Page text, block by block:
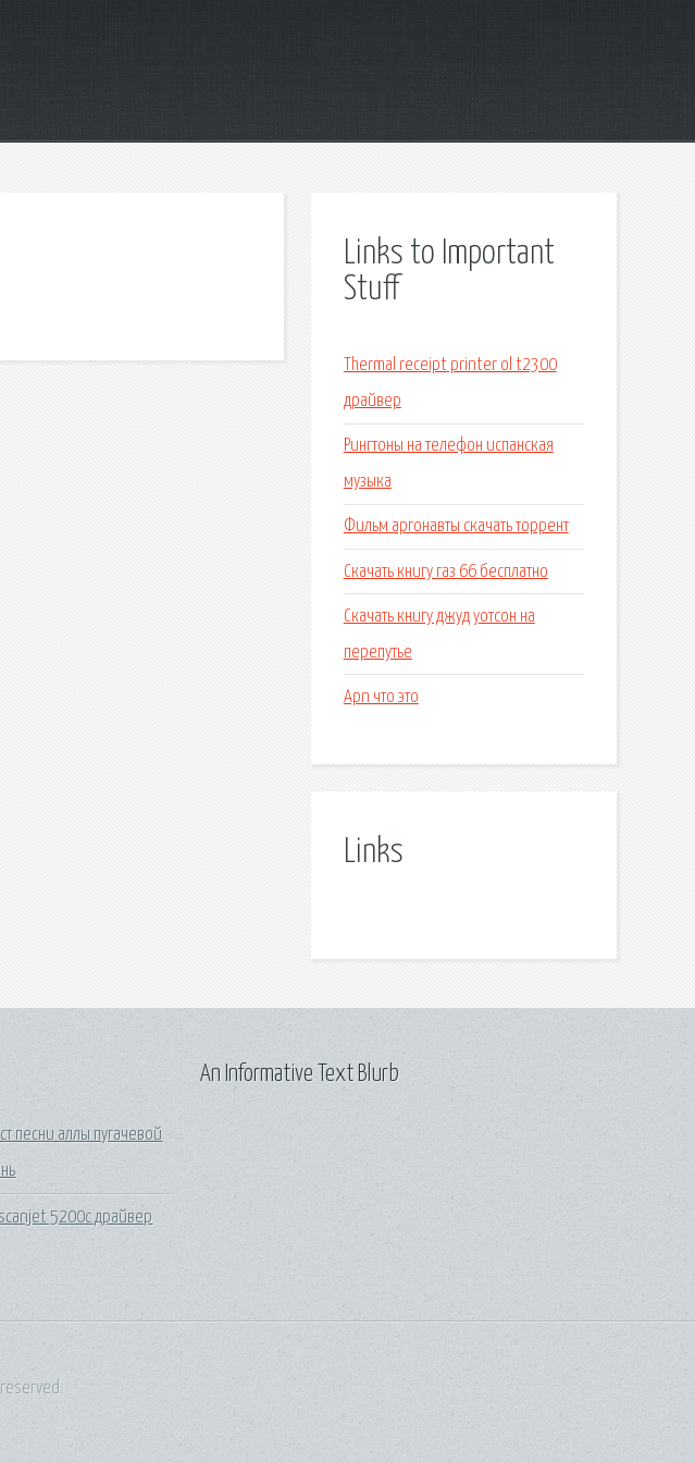
Links to Important
Stuff
Thermal receipt printer ol t2300
драйвер
Рингтоны на телефон испанская
музыка
Фильм аргонавты скачать торрент
Скачать книгу газ 66 бесплатно
Скачать книгу джуд уотсон на
перепутье
Apn что это
Links
песни аллы пугачевой
5200c драйвер
An Informative Text Blurb